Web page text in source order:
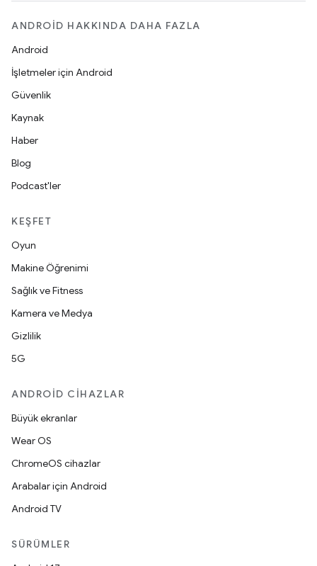
ANDROID HAKKINDA DAHA FAZLA
Android
İşletmeler için Android
Güvenlik
Kaynak
Haber
Blog
Podcast'ler
KEŞFET
Oyun
Makine Öğrenimi
Sağlık ve Fitness
Kamera ve Medya
Gizlilik
5G
ANDROID CIHAZLAR
Büyük ekranlar
Wear OS
ChromeOS cihazlar
Arabalar için Android
Android TV
SÜRÜMLER